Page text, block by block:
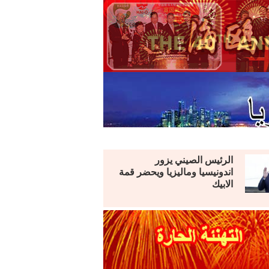
الرئيس الصيني يزور
اندونيسيا وماليزيا ويحضر قمة
الابيك